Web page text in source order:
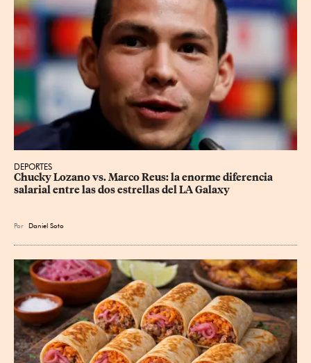
DEPORTES
Chucky Lozano vs. Marco Reus: la enorme diferencia
salarial entre las dos estrellas del LA Galaxy
Por Daniel Soto